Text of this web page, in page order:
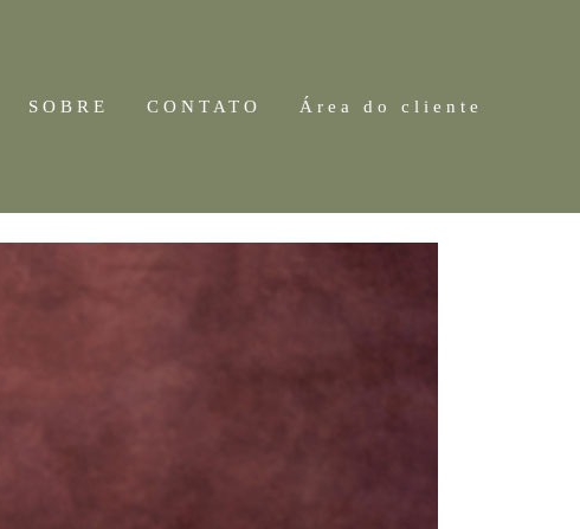
SOBRE CONTATO Área do cliente